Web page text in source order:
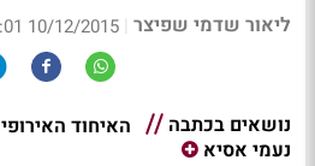
ליאור שדמי שפיצר |
10/12/2015 12:01
נושאים בכתבה האיחוד האירופי
נעמי אסיא